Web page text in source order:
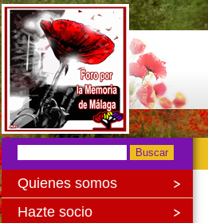
Quienes somos
Hazte socio